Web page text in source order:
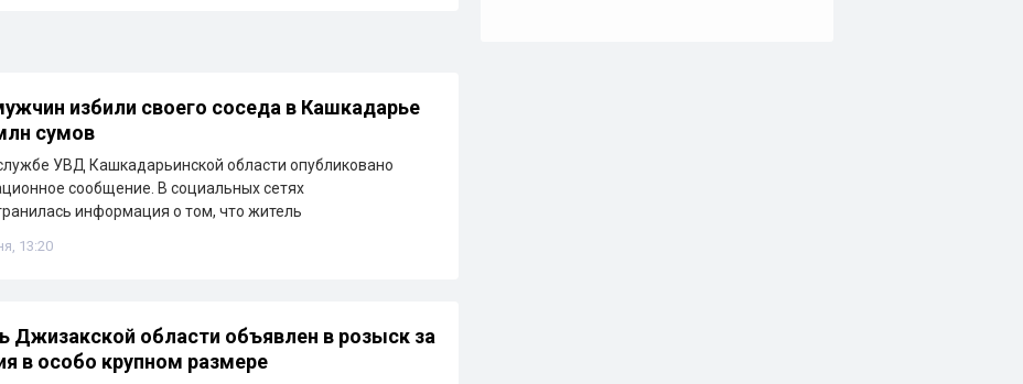
избили своего соседа в Кашкадарье
сумов
УВД Кашкадарьинской области опубликовано
сообщение. В социальных сетях
информация о том, что житель
13:20
Джизакской области объявлен в розыск за
в особо крупном размере